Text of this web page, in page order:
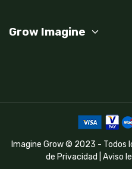
Grow Imagine
Imagine Grow © 2023 - Todos
de Privacidad
Aviso